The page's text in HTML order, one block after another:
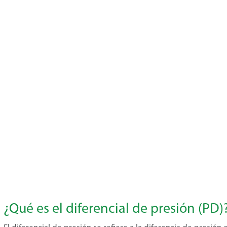
¿Qué es el diferencial de presión